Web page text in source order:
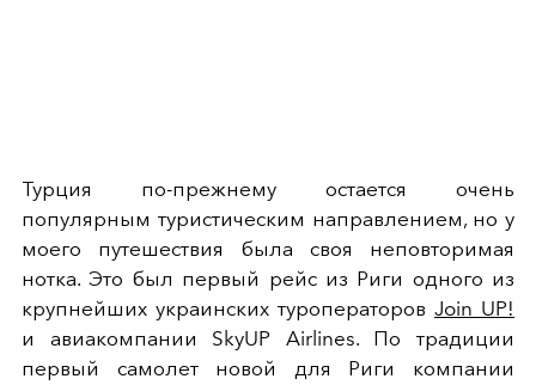
Турция по-прежнему остается очень
популярным туристическим направлением, но у
моего путешествия была своя неповторимая
нотка. Это был первый рейс из Риги одного из
крупнейших украинских туроператоров Join UP!
и авиакомпании SkyUP Airlines. По традиции
первый самолет новой для Риги компании